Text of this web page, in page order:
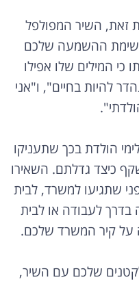
זאת, השיר המפולפל
ההשמעה שלכם
כי המילים שלו אפילו
להיות בחיים", ו"אני
הולדת בכך שתעניקו
כיצד גדלתם. השאירו
שתגיעו למשרד, לבית
לעבודה או לבית
על קיר המשרד שלכם.
שלכם עם השיר,